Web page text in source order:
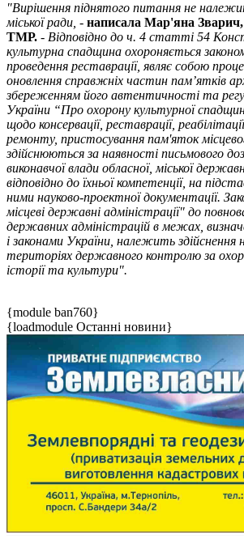
"Вирішення піднятого питання не
міської ради, - написала Мар'яна Зварич,
ТМР. - Відповідно до ч. 4 статті 54
культурна спадщина охороняється
проведення реставрації, являє собою
оновлення справжніх частин пам’ятків
збереженням його автентичності та
України “Про охорону культурної
щодо консервації, реставрації,
ремонту, пристосування пам'яток
здійснюються за наявності письмового
виконавчої влади обласної, міської
відповідно до їхньої компетенції, на
ними науково-проектної документації.
місцеві державні адміністрації" до
державних адміністрацій в межах,
і законами України, належить здійснення
територіях державного контролю за
історії та культури".
{module ban760}
{loadmodule Останні новини}